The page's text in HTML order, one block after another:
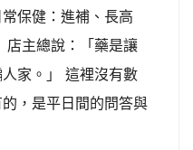
保健：進補、長高
店主總說：「藥是讓
家。」 這裡沒有數
，是平日間的問答與